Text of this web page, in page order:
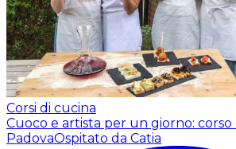
Corsi di cucina
Cuoco e artista per un giorno: corso
PadovaOspitato da Catia